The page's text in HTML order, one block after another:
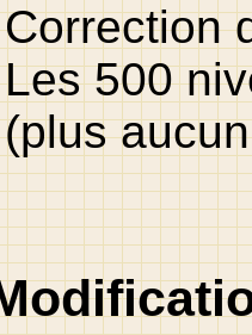
Correction
Les 500
(plus